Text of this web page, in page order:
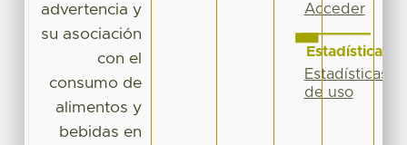
advertencia y
su asociación
con el
consumo de
alimentos y
bebidas en
Acceder
Estadísticas
Estadísticas
de uso